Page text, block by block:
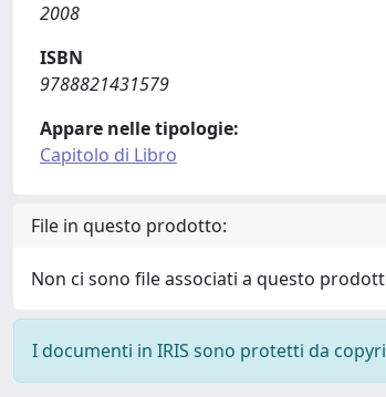
2008
ISBN
9788821431579
Appare nelle tipologie:
Capitolo di Libro
File in questo prodotto:
Non ci sono file associati a questo
I documenti in IRIS sono protetti da